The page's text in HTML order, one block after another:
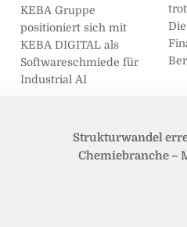
KEBA Gruppe
positioniert sich mit
KEBA DIGITAL als
Softwareschmiede für
Industrial AI
Strukturwandel
Chemiebranche –